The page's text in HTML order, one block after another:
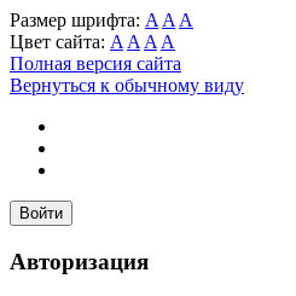
Размер шрифта: A A A
Цвет сайта: A A A A
Полная версия сайта
Вернуться к обычному виду
Войти
Авторизация